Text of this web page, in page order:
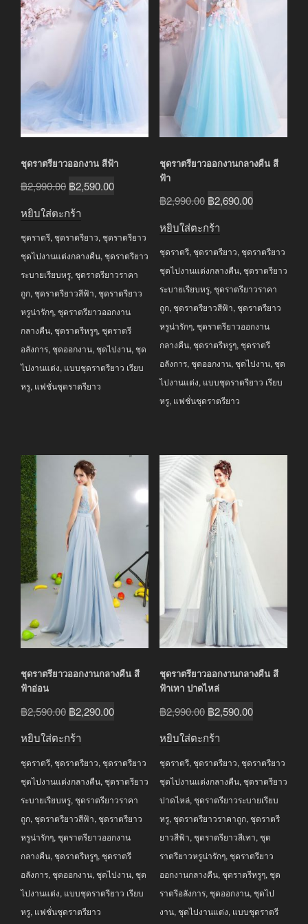
ชุดราตรียาวออกงาน สีฟ้า
฿2,990.00 Original
฿2,990.00.
฿2,590.00Current
฿2,590.00.
หยิบใส่ตะกร้า
ชุดราตรี, ชุดราตรียาว, ชุดราตรียาว
ชุดไปงานแต่งกลางคืน, ชุดราตรียาว
ระบายเรียบหรู, ชุดราตรียาวราคา
ถูก, ชุดราตรียาวสีฟ้า, ชุดราตรียาว
หรูน่ารักๆ, ชุดราตรียาวออกงาน
กลางคืน, ชุดราตรีหรูๆ, ชุดราตรี
อลังการ, ชุดออกงาน, ชุดไปงาน, ชุด
ไปงานแต่ง, แบบชุดราตรียาว เรียบ
หรู, แฟชั่นชุดราตรียาว
ชุดราตรียาวออกงานกลางคืน สี
ฟ้า
฿2,990.00 Original
฿2,990.00.
฿2,690.00Current
฿2,690.00.
หยิบใส่ตะกร้า
ชุดราตรี, ชุดราตรียาว, ชุดราตรียาว
ชุดไปงานแต่งกลางคืน, ชุดราตรียาว
ระบายเรียบหรู, ชุดราตรียาวราคา
ถูก, ชุดราตรียาวสีฟ้า, ชุดราตรียาว
หรูน่ารักๆ, ชุดราตรียาวออกงาน
กลางคืน, ชุดราตรีหรูๆ, ชุดราตรี
อลังการ, ชุดออกงาน, ชุดไปงาน, ชุด
ไปงานแต่ง, แบบชุดราตรียาว เรียบ
หรู, แฟชั่นชุดราตรียาว
ชุดราตรียาวออกงานกลางคืน สี
ฟ้าอ่อน
฿2,590.00 Original
฿2,590.00.
฿2,290.00Current
฿2,290.00.
หยิบใส่ตะกร้า
ชุดราตรี, ชุดราตรียาว, ชุดราตรียาว
ชุดไปงานแต่งกลางคืน, ชุดราตรียาว
ระบายเรียบหรู, ชุดราตรียาวราคา
ถูก, ชุดราตรียาวสีฟ้า, ชุดราตรียาว
หรูน่ารักๆ, ชุดราตรียาวออกงาน
กลางคืน, ชุดราตรีหรูๆ, ชุดราตรี
อลังการ, ชุดออกงาน, ชุดไปงาน, ชุด
ไปงานแต่ง, แบบชุดราตรียาว เรียบ
หรู, แฟชั่นชุดราตรียาว
ชุดราตรียาวออกงานกลางคืน สี
ฟ้าเทา ปาดไหล่
฿2,990.00 Original
฿2,990.00.
฿2,590.00Current
฿2,590.00.
หยิบใส่ตะกร้า
ชุดราตรี, ชุดราตรียาว, ชุดราตรียาว
ชุดไปงานแต่งกลางคืน, ชุดราตรียาว
ปาดไหล่, ชุดราตรียาวระบายเรียบ
หรู, ชุดราตรียาวราคาถูก, ชุดราตรี
ยาวสีฟ้า, ชุดราตรียาวสีเทา, ชุด
ราตรียาวหรูน่ารักๆ, ชุดราตรียาว
ออกงานกลางคืน, ชุดราตรีหรูๆ, ชุด
ราตรีอลังการ, ชุดออกงาน, ชุดไป
งาน, ชุดไปงานแต่ง, แบบชุดราตรี